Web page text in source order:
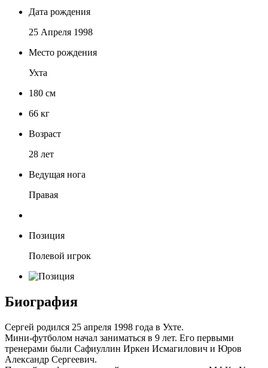
Дата рождения
25 Апреля 1998
Место рождения
Ухта
180 см
66 кг
Возраст
28 лет
Ведущая нога
Правая
Позиция
Полевой игрок
Биография
Сергей родился 25 апреля 1998 года в Ухте.
Мини-футболом начал заниматься в 9 лет. Его первыми
тренерами были Сафиуллин Иркен Исмагилович и Юров
Александр Сергеевич.